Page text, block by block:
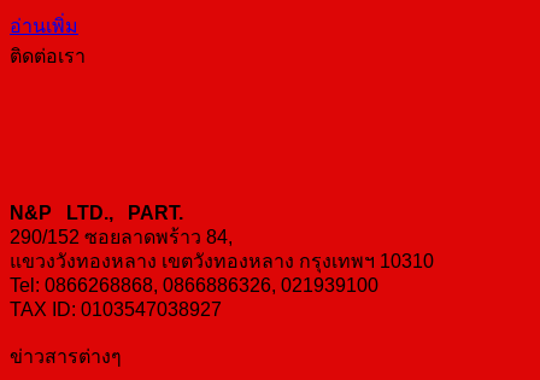
อ่านเพิ่ม
ติดต่อเรา
N&P LTD., PART.
290/152 ซอยลาดพร้าว 84,
แขวงวังทองหลาง เขตวังทองหลาง กรุงเทพฯ 10310
Tel: 0866268868, 0866886326, 021939100
TAX ID: 0103547038927
ข่าวสารต่างๆ